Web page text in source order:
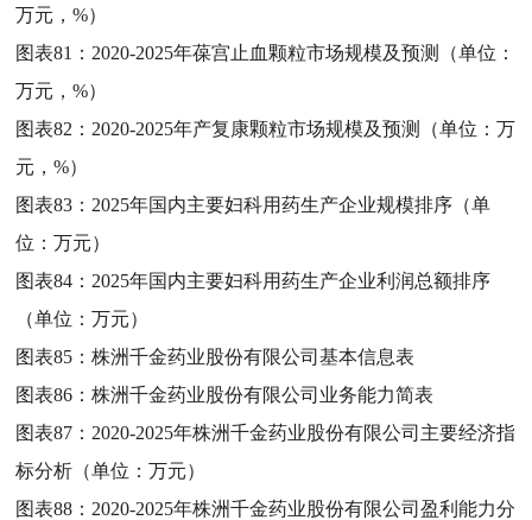
万元，%）
图表81： 2020-2025年葆宫止血颗粒市场规模及预测（单位：
万元，%）
图表82： 2020-2025年产复康颗粒市场规模及预测（单位：万
元，%）
图表83： 2025年国内主要妇科用药生产企业规模排序（单
位：万元）
图表84： 2025年国内主要妇科用药生产企业利润总额排序
（单位：万元）
图表85：株洲千金药业股份有限公司基本信息表
图表86：株洲千金药业股份有限公司业务能力简表
图表87： 2020-2025年株洲千金药业股份有限公司主要经济指
标分析（单位：万元）
图表88： 2020-2025年株洲千金药业股份有限公司盈利能力分